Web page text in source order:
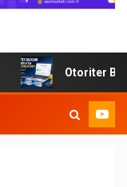
Otoriter